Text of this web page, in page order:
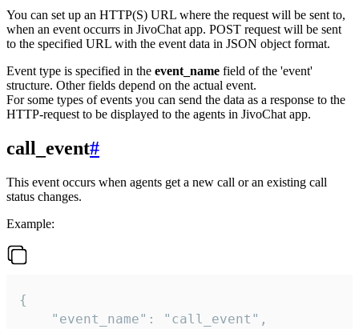
You can set up an HTTP(S) URL where the request will be sent to,
when an event occurrs in JivoChat app. POST request will be sent
to the specified URL with the event data in JSON object format.
Event type is specified in the event_name field of the 'event'
structure. Other fields depend on the actual event.
For some types of events you can send the data as a response to the
HTTP-request to be displayed to the agents in JivoChat app.
call_event#
This event occurs when agents get a new call or an existing call
status changes.
Example:
{
    "event_name": "call_event",